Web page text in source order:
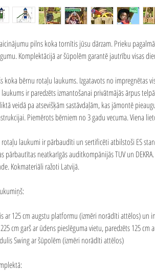
pilns koka tornītis jūsu dārzam. Prieku
Komplektācijā ar šūpolēm garantē jautrību visas
koka bērnu rotaļu laukums. Izgatavots no impregnētas
ir paredzēts izmantošanai privātmājās ārpus
veidā pa atsevišķām sastāvdaļām, kas jāmontē
Piemērots bērniem no 3 gadu vecuma. Viena
rotaļu laukumi ir pārbaudīti un sertificēti atbilstoši ES
pārbautītas neatkarīgās auditkompānijās TUV un
Kokmateriāli ražoti Latvijā.
ar 125 cm augstu platformu (izmēri norādīti attēlos) un
cm garš ar ūdens pieslēguma vietu, paredzēts 125 cm
Swing ar šūpolēm (izmēri norādīti attēlos)